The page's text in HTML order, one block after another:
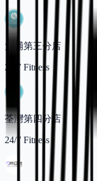
大埔第三分店
24/7 Fitness
荃灣第四分店
24/7 Fitness